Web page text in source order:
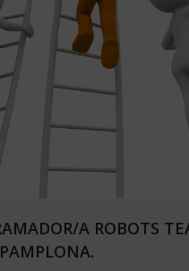
A ROBOTS